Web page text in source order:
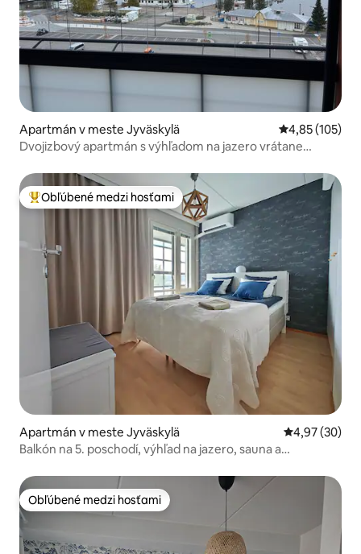
Apartmán v meste Jyväskylä Priemerné
4,85 (105)
Dvojizbový apartmán s výhľadom na jazero vrátane
Najobľúbenejšie medzi hosťami
Obľúbené medzi hosťami
Apartmán v meste Jyväskylä Priemerné
4,97 (30)
Balkón na 5. poschodí, výhľad na jazero, sauna a
Obľúbené medzi hosťami
Obľúbené medzi hosťami